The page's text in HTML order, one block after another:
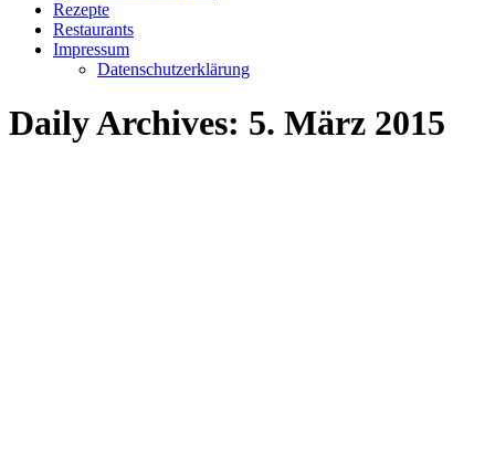
Rezepte
Restaurants
Impressum
Datenschutzerklärung
Daily Archives: 5. März 2015